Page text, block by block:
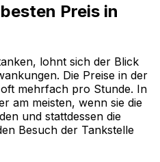
Preis in
lohnt sich der Blick
Die Preise in der
mehrfach pro Stunde. In
am meisten, wenn sie die
und stattdessen die
Besuch der Tankstelle